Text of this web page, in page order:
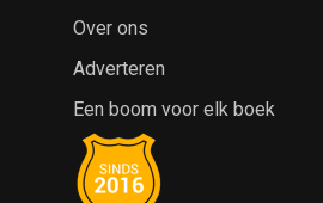
Over ons
Adverteren
Een boom voor elk boek